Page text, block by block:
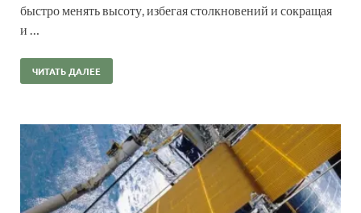
быстро менять высоту, избегая столкновений и сокращая
и …
ЧИТАТЬ ДАЛЕЕ